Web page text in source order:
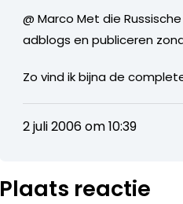
@ Marco Met die
adblogs en publiceren
Zo vind ik bijna de
2 juli 2006 om 10:39
Plaats reactie